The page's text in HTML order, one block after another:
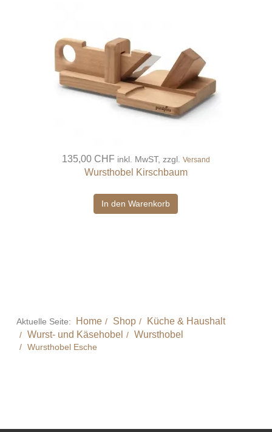
135,00 CHF inkl. MwST, zzgl. Versand
Wursthobel Kirschbaum
In den Warenkorb
Aktuelle Seite: Home Shop
Küche & Haushalt
Wurst- und Käsehobel
Wursthobel
Wursthobel Esche